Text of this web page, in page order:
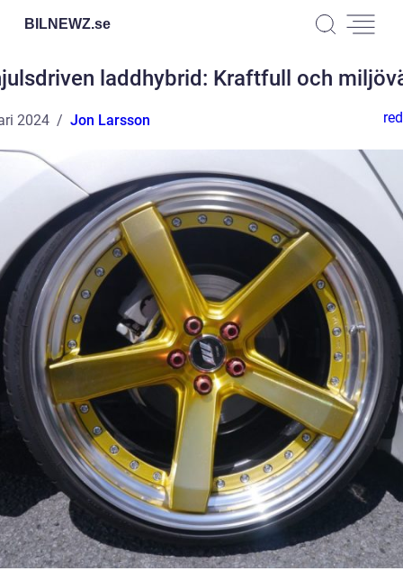
BILNEWZ.se
laddhybrid: Kraftfull och
2024 Jon Larsson